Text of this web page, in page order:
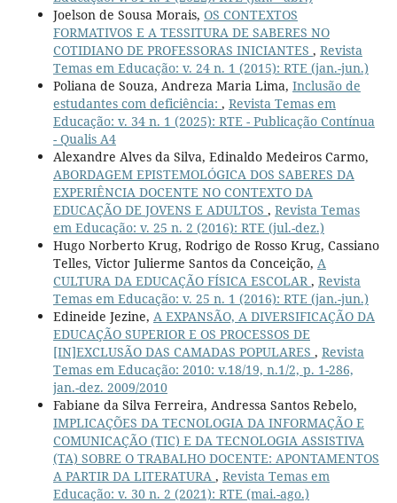
Joelson de Sousa Morais, OS CONTEXTOS
FORMATIVOS E A TESSITURA DE SABERES NO
COTIDIANO DE PROFESSORAS INICIANTES , Revista
Temas em Educação: v. 24 n. 1 (2015): RTE (jan.-jun.)
Poliana de Souza, Andreza Maria Lima, Inclusão de
estudantes com deficiência: , Revista Temas em
Educação: v. 34 n. 1 (2025): RTE - Publicação Contínua
- Qualis A4
Alexandre Alves da Silva, Edinaldo Medeiros Carmo,
ABORDAGEM EPISTEMOLÓGICA DOS SABERES DA
EXPERIÊNCIA DOCENTE NO CONTEXTO DA
EDUCAÇÃO DE JOVENS E ADULTOS , Revista Temas
em Educação: v. 25 n. 2 (2016): RTE (jul.-dez.)
Hugo Norberto Krug, Rodrigo de Rosso Krug, Cassiano
Telles, Victor Julierme Santos da Conceição, A
CULTURA DA EDUCAÇÃO FÍSICA ESCOLAR, Revista
Temas em Educação: v. 25 n. 1 (2016): RTE (jan.-jun.)
Edineide Jezine, A EXPANSÃO, A DIVERSIFICAÇÃO DA
EDUCAÇÃO SUPERIOR E OS PROCESSOS DE
[IN]EXCLUSÃO DAS CAMADAS POPULARES , Revista
Temas em Educação: 2010: v.18/19, n.1/2, p. 1-286,
jan.-dez. 2009/2010
Fabiane da Silva Ferreira, Andressa Santos Rebelo,
IMPLICAÇÕES DA TECNOLOGIA DA INFORMAÇÃO E
COMUNICAÇÃO (TIC) E DA TECNOLOGIA ASSISTIVA
(TA) SOBRE O TRABALHO DOCENTE: APONTAMENTOS
A PARTIR DA LITERATURA , Revista Temas em
Educação: v. 30 n. 2 (2021): RTE (mai.-ago.)